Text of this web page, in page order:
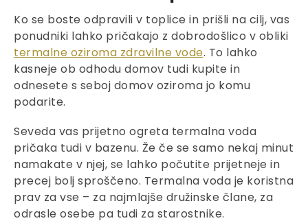
Ko se boste odpravili v toplice in prišli na cilj, vas
ponudniki lahko pričakajo z dobrodošlico v obliki
termalne oziroma zdravilne vode. To lahko
kasneje ob odhodu domov tudi kupite in
odnesete s seboj domov oziroma jo komu
podarite.
Seveda vas prijetno ogreta termalna voda
pričaka tudi v bazenu. Že če se samo nekaj minut
namakate v njej, se lahko počutite prijetneje in
precej bolj sproščeno. Termalna voda je koristna
prav za vse – za najmlajše družinske člane, za
odrasle osebe pa tudi za starostnike.